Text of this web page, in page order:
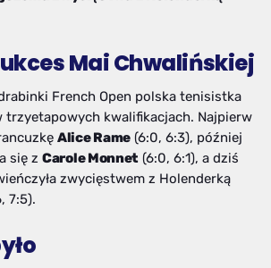
Mai Chwalińskiej
French Open polska tenisistka
trzyetapowych kwalifikacjach. Najpierw
Alice Rame (6:0, 6:3), później
się z Carole Monnet (6:0, 6:1), a dziś
zwycięstwem z Holenderką
7:5).